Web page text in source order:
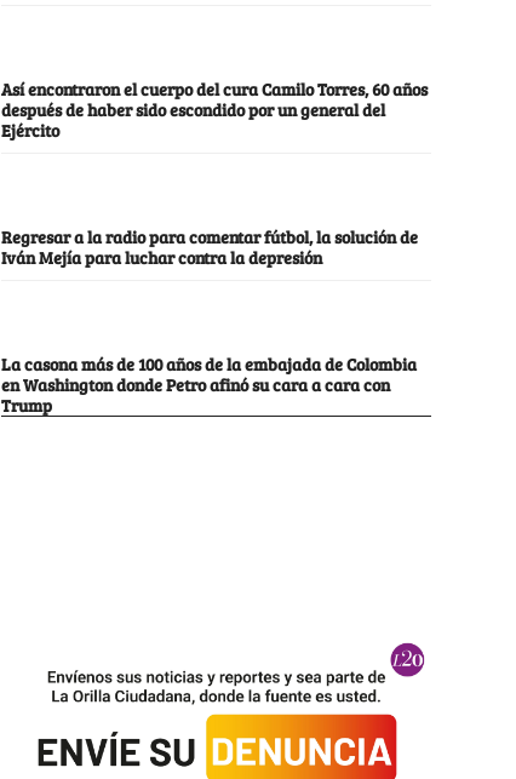
Así encontraron el cuerpo del cura Camilo Torres, 60 años
después de haber sido escondido por un general del
Ejército
Regresar a la radio para comentar fútbol, la solución de
Iván Mejía para luchar contra la depresión
La casona más de 100 años de la embajada de Colombia
en Washington donde Petro afinó su cara a cara con
Trump